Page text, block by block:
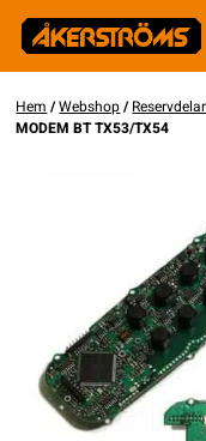
Hem /Webshop/
MODEM BT TX53/TX54